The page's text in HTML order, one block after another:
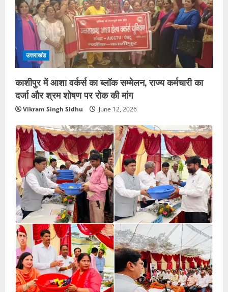
उत्तराखंड
काशीपुर में आशा वर्कर्स का ब्लॉक सम्मेलन, राज्य कर्मचारी का
दर्जा और श्रम शोषण पर रोक की मांग
Vikram Singh Sidhu June 12, 2026